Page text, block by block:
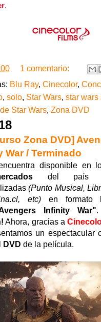
.
1 comentario:
Blu Ray, Cinecolor,
, solo, Star Wars, star wars
Star Wars, Zona DVD
Zona DVD]
War / Terminado
disponible en
del
(Punto Musical,
etc)en formato
Infinity War".
Ahora, gracias a
un espectacular
DVD de la película.